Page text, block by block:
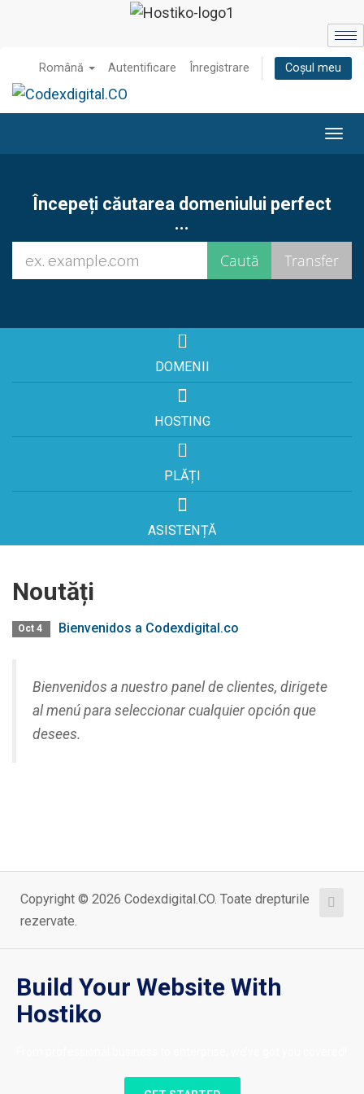
Română Autentificare Înregistrare Coșul meu
Începeți căutarea domeniului perfect
...
DOMENII
HOSTING
PLĂȚI
ASISTENȚĂ
Noutăți
Oct 4 Bienvenidos a Codexdigital.co
Bienvenidos a nuestro panel de clientes, dirigete
al menú para seleccionar cualquier opción que
desees.
Copyright © 2026 Codexdigital.CO. Toate drepturile
rezervate.
Build Your Website With
Hostiko